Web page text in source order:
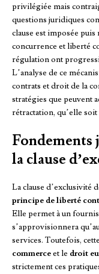
privilégiée mais
questions juridiques
clause est imposée
concurrence et liberté
régulation ont
L’analyse de ce
contrats et droit de la
stratégies que peuvent
rétractation, qu’elle
la clause
La clause d’exclusivité
principe de liberté
Elle permet à un
s’approvisionnera
services. Toutefois,
commerceet le droit
strictement ces